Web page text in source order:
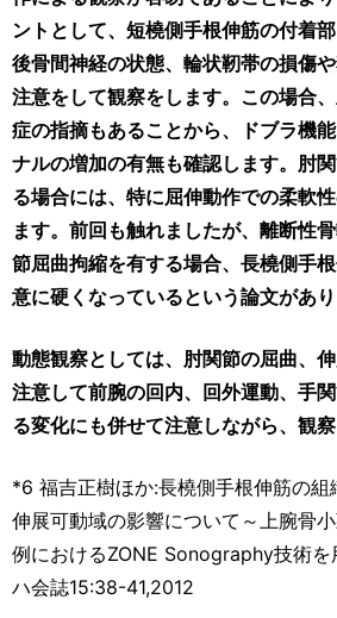
ントとして、短橈側手根伸筋の付着
後骨間神経の状態、輪状靭帯の損傷
注意をして観察をします。この場合
症の指摘もあることから、ドブラ機
ナルの増加の有無も確認します。肘
る場合には、特に屈伸動作での柔軟
ます。前回も触れましたが、離断性
節屈曲拘縮を有する場合、長橈側手
意に硬くなっているという論文があ
動態観察としては、肘関節の屈曲、
注意して前腕の回内、回外運動、手
る変化にも併せて注意しながら、観察
*6 福吉正樹ほか:長橈側手根伸筋の組
伸展可動域の影響について～上腕骨
例におけるZONE Sonography技術を
ハ会誌15:38-41,2012